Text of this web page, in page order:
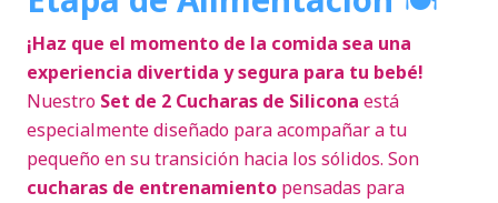
¡Haz que el momento de la comida sea una
experiencia divertida y segura para tu bebé!
Nuestro Set de 2 Cucharas de Silicona está
especialmente diseñado para acompañar a tu
pequeño en su transición hacia los sólidos. Son
cucharas de entrenamiento pensadas para